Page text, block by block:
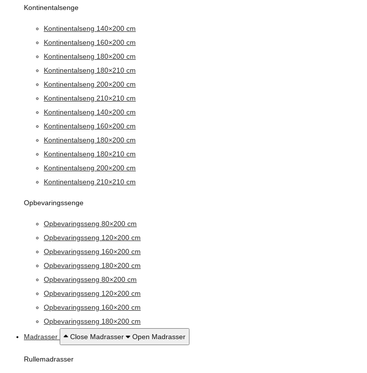
Kontinentalsenge
Kontinentalseng 140×200 cm
Kontinentalseng 160×200 cm
Kontinentalseng 180×200 cm
Kontinentalseng 180×210 cm
Kontinentalseng 200×200 cm
Kontinentalseng 210×210 cm
Kontinentalseng 140×200 cm
Kontinentalseng 160×200 cm
Kontinentalseng 180×200 cm
Kontinentalseng 180×210 cm
Kontinentalseng 200×200 cm
Kontinentalseng 210×210 cm
Opbevaringssenge
Opbevaringsseng 80×200 cm
Opbevaringsseng 120×200 cm
Opbevaringsseng 160×200 cm
Opbevaringsseng 180×200 cm
Opbevaringsseng 80×200 cm
Opbevaringsseng 120×200 cm
Opbevaringsseng 160×200 cm
Opbevaringsseng 180×200 cm
Madrasser
Close Madrasser Open Madrasser
Rullemadrasser